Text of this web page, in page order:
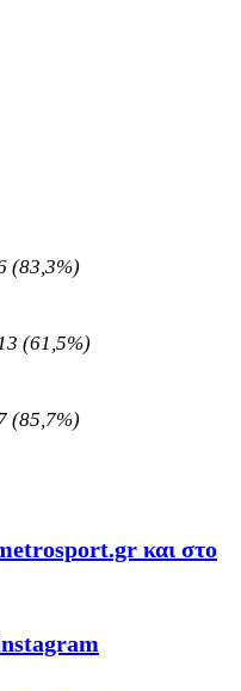
(83,3%)
(61,5%)
(85,7%)
και στο